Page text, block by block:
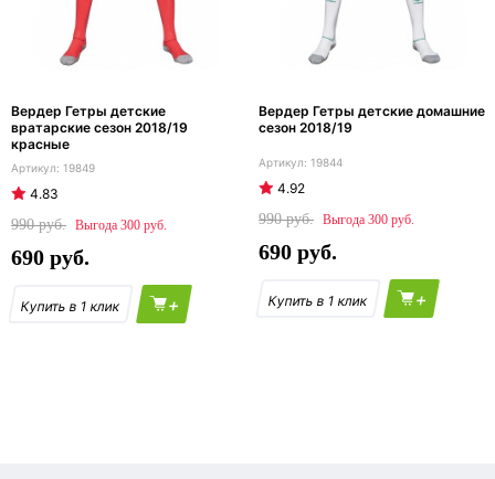
Вердер Гетры детские
вратарские сезон 2018/19
красные
19849
4.83
990
300
690
+
Вердер Гетры детские домашние
сезон 2018/19
19844
4.92
990
300
690
+